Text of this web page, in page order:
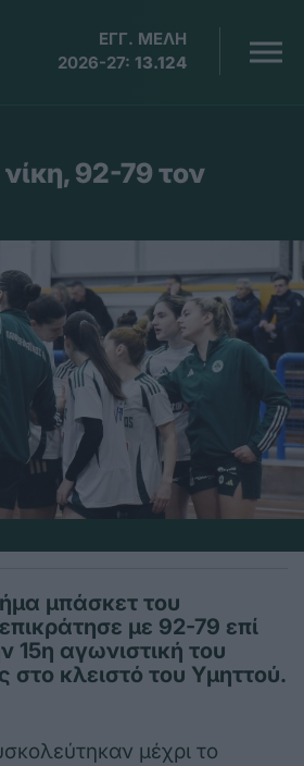
ΕΓΓ. ΜΕΛΗ
2026-27: 13.124
92-79 τον
μπάσκετ του
με 92-79 επί
15η αγωνιστική του
κλειστό του Υμηττού.
μέχρι το